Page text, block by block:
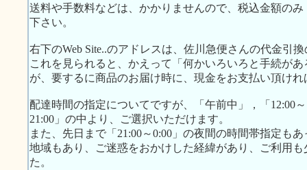
送料や手数料などは、かかりませんので、税込金額の
下さい。
右下のWeb Site..のアドレスは、佐川急便さんの代金引
これを見られると、かえって「何かいろいろと手続が
が、要するに商品のお届け時に、現金をお支払い頂けれ
配達時間の指定についてですが、「午前中」，「12:00
21:00」の中より、ご選択いただけます。
また、先日まで「21:00～0:00」の夜間の時間帯指定も
地域もあり、ご迷惑をおかけした経緯があり、ご利用
た。